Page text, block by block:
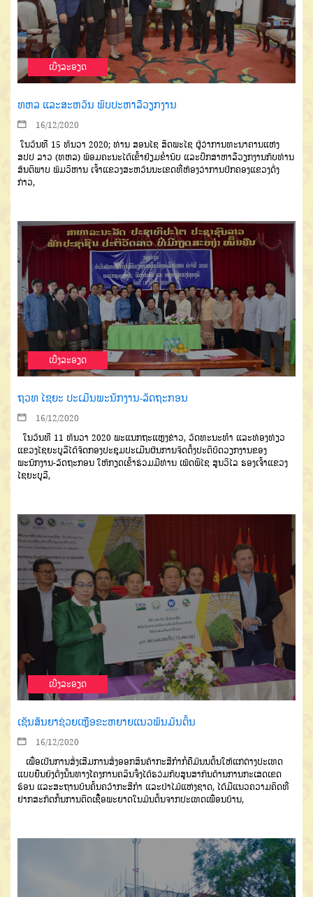
ເບີ່ງລະອຽດ
ທຫລ ແລະສະຫວັນ ພົບປະຫາລືວຽກງານ
16/12/2020
ໃນວັນທີ 15 ທັນວາ 2020; ທ່ານ ສອນໄຊ ສິດພະໄຊ ຜູ້ວ່າການທະນາຄານແຫ່ງ
ສປປ ລາວ (ທຫລ) ພ້ອມຄະນະໄດ້ເຂົ້າຢ້ຽມຂໍ່ານັບ ແລະປຶກສາຫາລືວຽກງານກັບທ່ານ
ສັນຕິພາບ ພົມວິຫານ ເຈົ້າແຂວງສະຫວັນນະເຂດທີ່ຫ້ອງວ່າການປົກຄອງແຂວງດັ່ງ
ກ່າວ,
ເບີ່ງລະອຽດ
ຖວທ ໄຊຍະ ປະເມີນພະນັກງານ-ລັດຖະກອນ
16/12/2020
ໃນວັນທີ 11 ທັນວາ 2020 ພະແນກຖະແຫຼງຂ່າວ, ວັດທະນະທໍາ ແລະທ່ອງທ່ຽວ
ແຂວງໄຊຍະບູລີໄດ້ຈັດກອງປະຊຸມປະເມີນຜົນການຈັດຕັ້ງປະຕິບັດວຽກງານຂອງ
ພະນັກງານ-ລັດຖະກອນ ໃຫ້ກຽດເຂົ້າຮ່ວມມີທ່ານ ເພັດພິໄຊ ສູນວິໄລ ຮອງເຈົ້າແຂວງ
ໄຊຍະບູລີ,
ເບີ່ງລະອຽດ
ເຊັນສັນຍາຊ່ວຍເຫຼືອຂະຫຍາຍແນວພັນມັນຕົ້ນ
16/12/2020
ເພື່ອເປັນການສົ່ງເສີມການສົ່ງອອກສິນຄ້າກະສີກຳກໍ່ຄືມັນນຕົ້ນໃຫ້ແກ່ຕ່າງປະເທດ
ແບບຍືນຍົງດັ່ງນັ້ນທາງໂຄງການຄລິນຈຶ່ງໄດ້ຮວ່ມກັບສູນສາກົນດ້ານການກະເສດເຂດ
ຮ້ອນ ແລະສະຖານບັນຄົ້ນຄວ້າກະສີກຳ ແລະປ່າໄມ້ແຫ່ງຊາດ, ໄດ້ມີແນວຄວາມຄິດທີ່
ຢາກສະກັດກັ້ນການຕິດເຊື້ອພະຍາດໃນມັນຕົ້ນຈາກປະເທດເພື່ອນບ້ານ,